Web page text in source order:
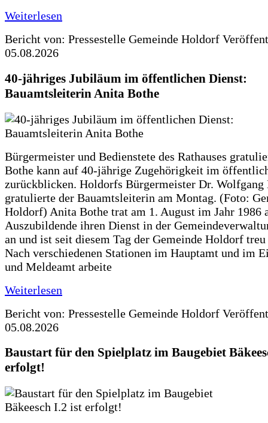
Weiterlesen
Bericht von: Pressestelle Gemeinde Holdorf
05.08.2026
40-jähriges Jubiläum im öffentlichen Dienst:
Bauamtsleiterin Anita Bothe
Bürgermeister und Bedienstete des Rathauses
Bothe kann auf 40-jährige Zugehörigkeit im
zurückblicken. Holdorfs Bürgermeister Dr. Wolfgang
gratulierte der Bauamtsleiterin am Montag. (Foto:
Holdorf) Anita Bothe trat am 1. August im Jahr 1986
Auszubildende ihren Dienst in der
an und ist seit diesem Tag der Gemeinde Holdorf
Nach verschiedenen Stationen im Hauptamt und im
und Meldeamt arbeite
Weiterlesen
Bericht von: Pressestelle Gemeinde Holdorf
05.08.2026
Baustart für den Spielplatz im Baugebiet
erfolgt!